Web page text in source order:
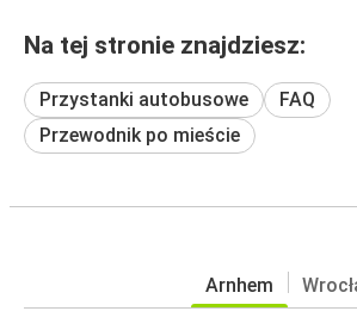
Na tej stronie znajdziesz:
Przystanki autobusowe
FAQ
Przewodnik po mieście
Arnhem